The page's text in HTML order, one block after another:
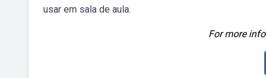
usar em sala de aula.
For more